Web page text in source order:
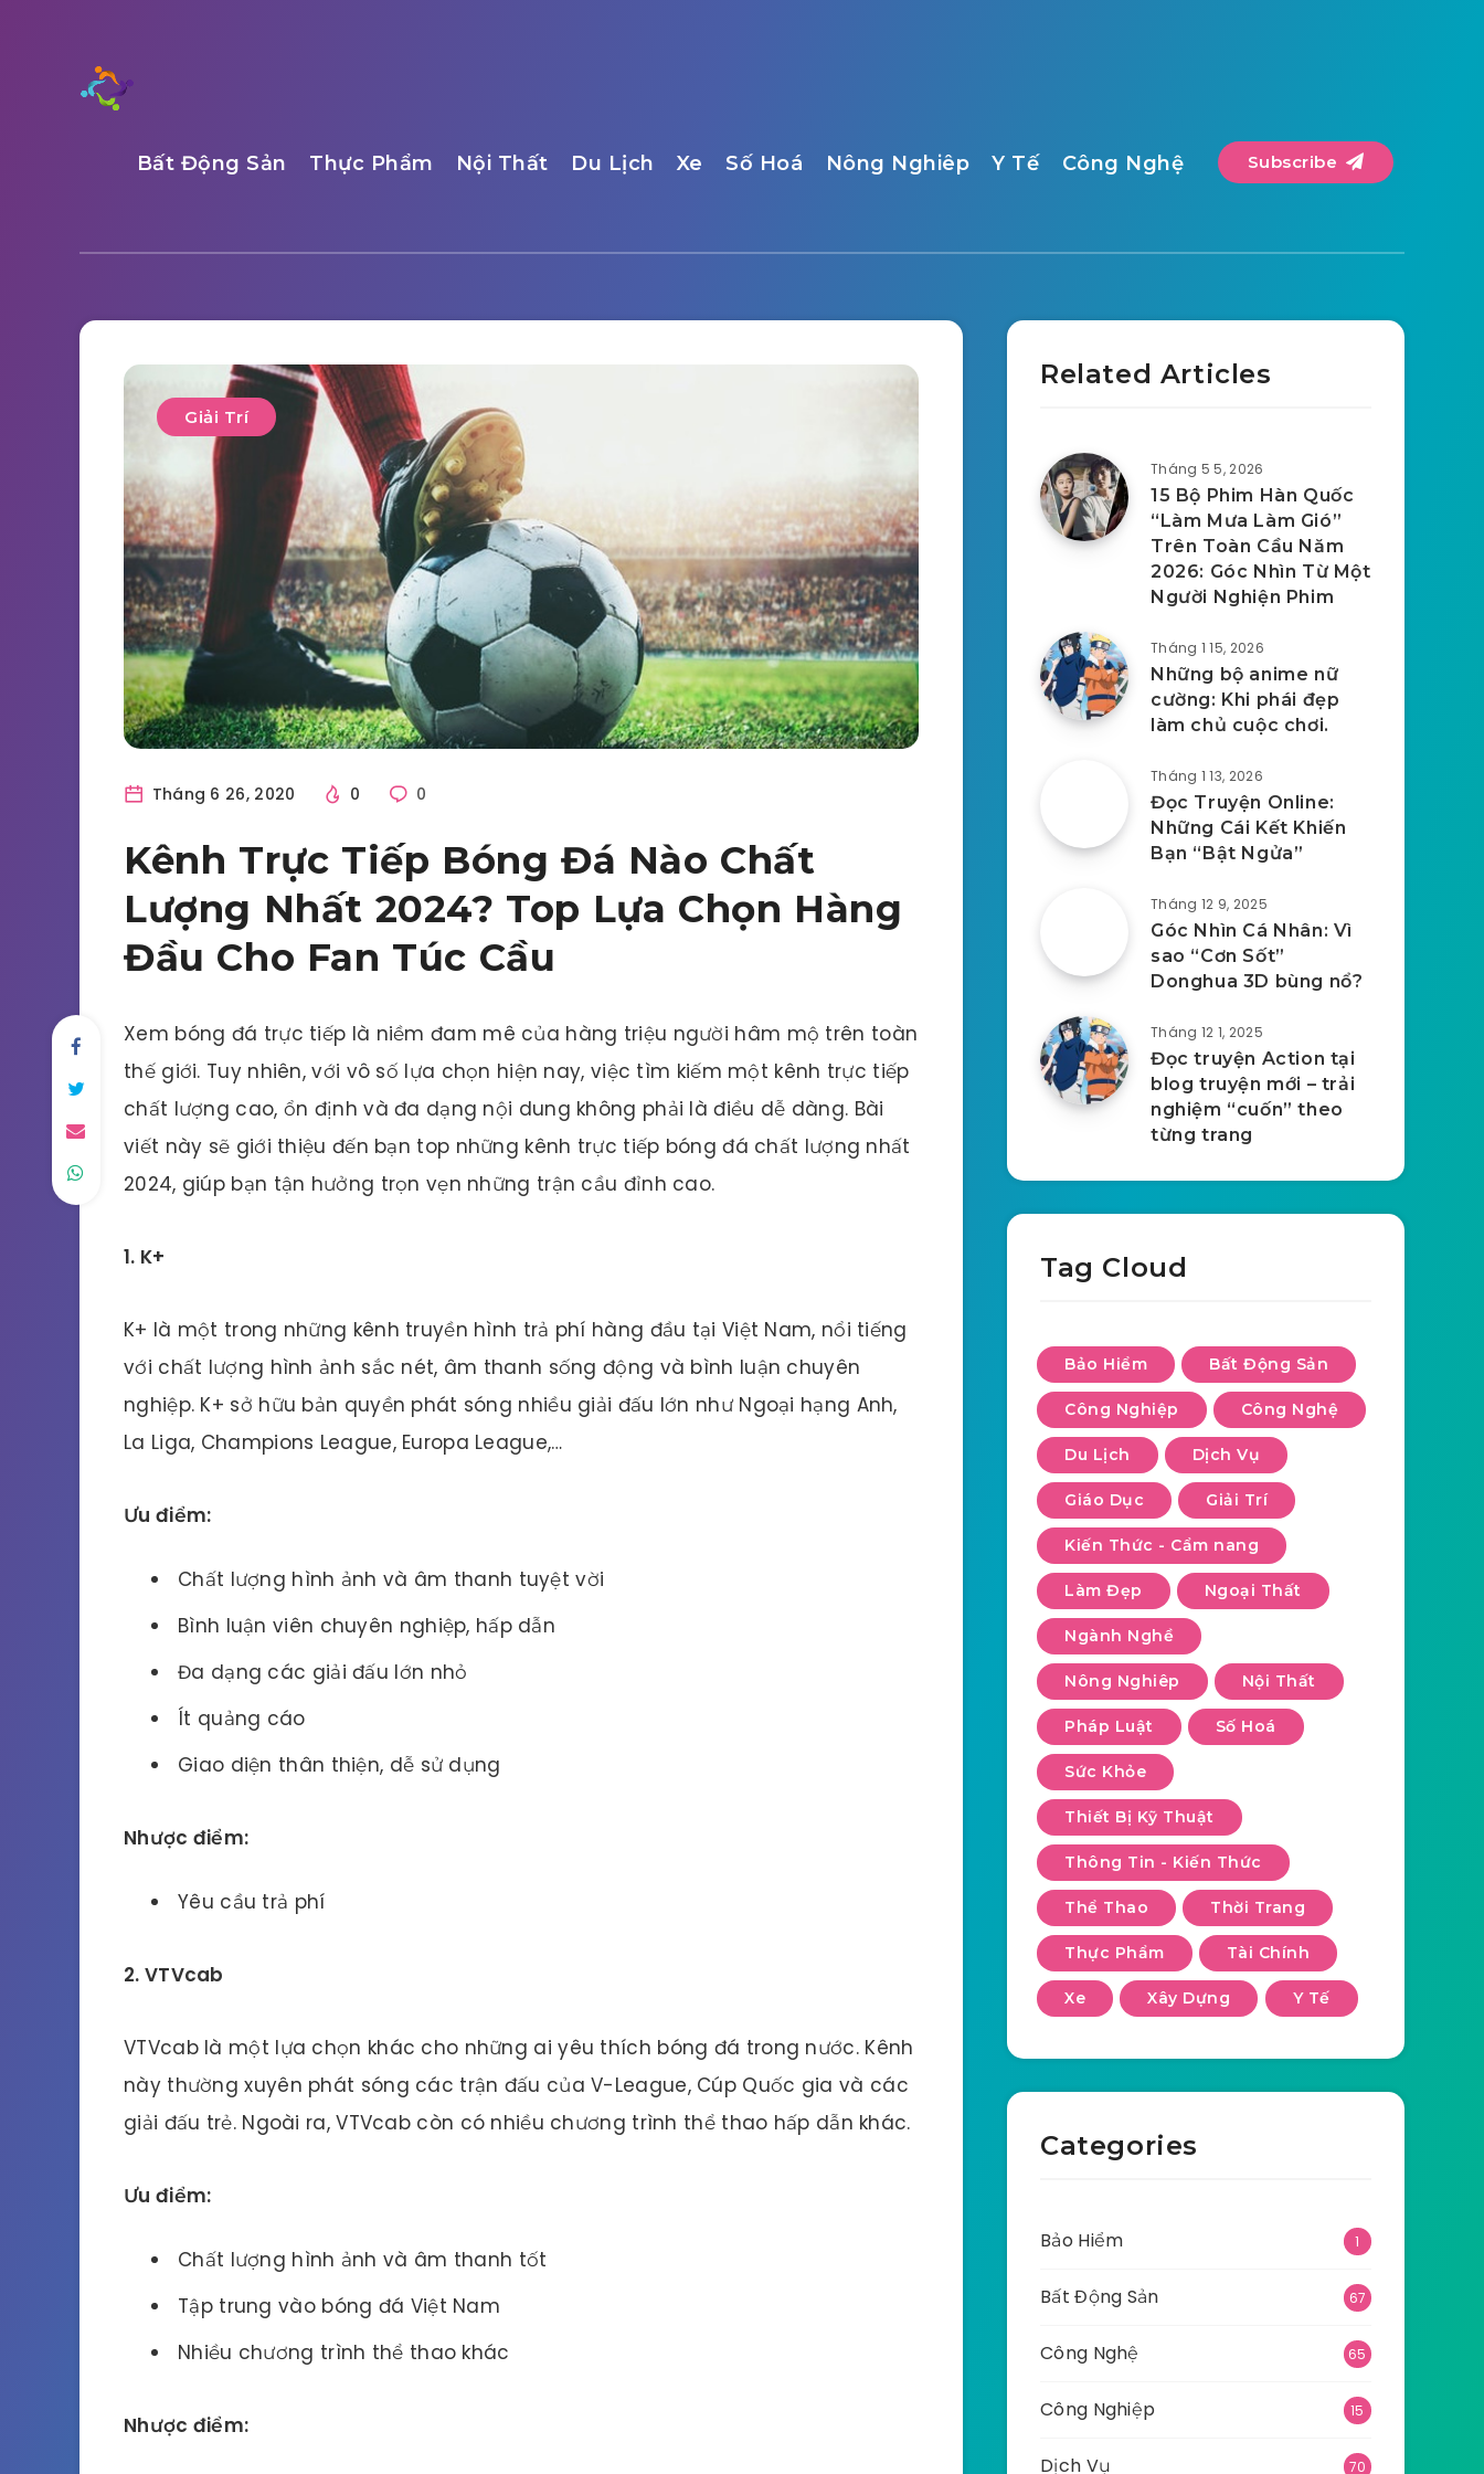
Bất Động Sản Thực Phẩm Nội Thất Du Lịch Xe Số Hoá Nông Nghiêp Y Tế Công Nghệ Subscribe
Giải Trí
Tháng 6 26, 2020 0 0
Kênh Trực Tiếp Bóng Đá Nào Chất
Lượng Nhất 2024? Top Lựa Chọn Hàng
Đầu Cho Fan Túc Cầu
Xem bóng đá trực tiếp là niềm đam mê của hàng triệu người hâm mộ trên toàn
thế giới. Tuy nhiên, với vô số lựa chọn hiện nay, việc tìm kiếm một kênh trực tiếp
chất lượng cao, ổn định và đa dạng nội dung không phải là điều dễ dàng. Bài
viết này sẽ giới thiệu đến bạn top những kênh trực tiếp bóng đá chất lượng nhất
2024, giúp bạn tận hưởng trọn vẹn những trận cầu đỉnh cao.
1. K+
K+ là một trong những kênh truyền hình trả phí hàng đầu tại Việt Nam, nổi tiếng
với chất lượng hình ảnh sắc nét, âm thanh sống động và bình luận chuyên
nghiệp. K+ sở hữu bản quyền phát sóng nhiều giải đấu lớn như Ngoại hạng Anh,
La Liga, Champions League, Europa League,…
Ưu điểm:
Chất lượng hình ảnh và âm thanh tuyệt vời
Bình luận viên chuyên nghiệp, hấp dẫn
Đa dạng các giải đấu lớn nhỏ
Ít quảng cáo
Giao diện thân thiện, dễ sử dụng
Nhược điểm:
Yêu cầu trả phí
2. VTVcab
VTVcab là một lựa chọn khác cho những ai yêu thích bóng đá trong nước. Kênh
này thường xuyên phát sóng các trận đấu của V-League, Cúp Quốc gia và các
giải đấu trẻ. Ngoài ra, VTVcab còn có nhiều chương trình thể thao hấp dẫn khác.
Ưu điểm:
Chất lượng hình ảnh và âm thanh tốt
Tập trung vào bóng đá Việt Nam
Nhiều chương trình thể thao khác
Nhược điểm:
Related Articles
Tháng 5 5, 2026
15 Bộ Phim Hàn Quốc
“Làm Mưa Làm Gió”
Trên Toàn Cầu Năm
2026: Góc Nhìn Từ Một
Người Nghiện Phim
Tháng 1 15, 2026
Những bộ anime nữ
cường: Khi phái đẹp
làm chủ cuộc chơi.
Tháng 1 13, 2026
Đọc Truyện Online:
Những Cái Kết Khiến
Bạn “Bật Ngửa”
Tháng 12 9, 2025
Góc Nhìn Cá Nhân: Vì
sao “Cơn Sốt”
Donghua 3D bùng nổ?
Tháng 12 1, 2025
Đọc truyện Action tại
blog truyện mới – trải
nghiệm “cuốn” theo
từng trang
Tag Cloud
Bảo Hiểm Bất Động Sản
Công Nghiệp Công Nghệ
Du Lịch Dịch Vụ
Giáo Dục Giải Trí
Kiến Thức - Cẩm nang
Làm Đẹp Ngoại Thất
Ngành Nghề
Nông Nghiêp Nội Thất
Pháp Luật Số Hoá
Sức Khỏe
Thiết Bị Kỹ Thuật
Thông Tin - Kiến Thức
Thể Thao Thời Trang
Thực Phẩm Tài Chính
Xe Xây Dựng Y Tế
Categories
Bảo Hiểm 1
Bất Động Sản 67
Công Nghệ 65
Công Nghiệp 15
Dịch Vụ 70